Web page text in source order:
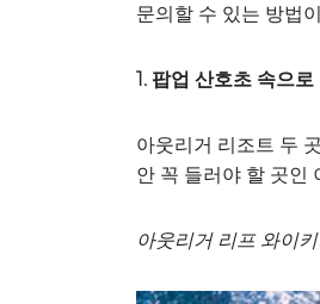
문의할 수 있는 방법
1. 팝업 산호초 속으로
아웃리거 리조트 두
안 꼭 들러야 할 곳인
아웃리거 리프 와이